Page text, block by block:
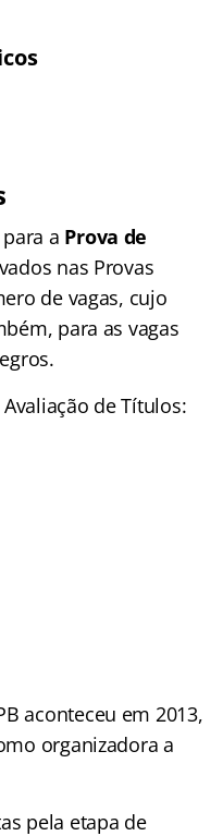
a Prova de
nas Provas
de vagas, cujo
para as vagas
de Títulos:
aconteceu em 2013,
organizadora a
pela etapa de